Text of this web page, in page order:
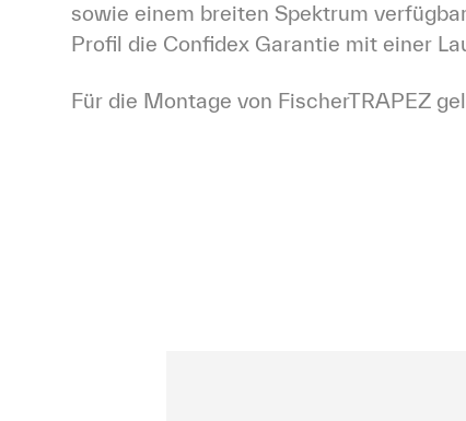
sowie einem breiten Spektrum
Profil die Confidex Garantie mit einer
Für die Montage von FischerTRAPEZ